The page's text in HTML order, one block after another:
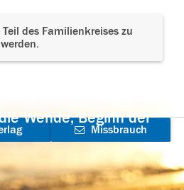
des Familienkreises zu
werden.
Wende, Beginn der
Missbrauch